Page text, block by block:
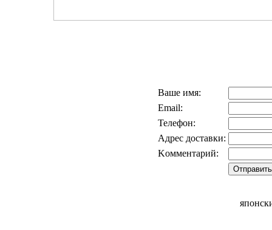
Ваше имя:
Email:
Телефон:
Адрес доставки:
Kомментарий: